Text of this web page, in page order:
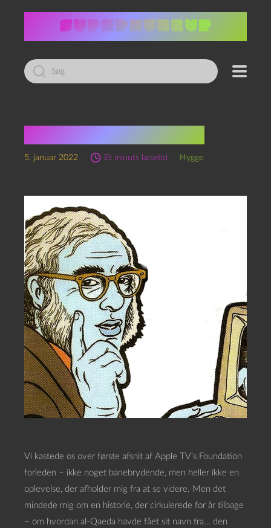
Led
efter:
5. januar 2022 Et minuts læsetid Hygge
Vi kastede os over første afsnit af Apple TV’s Foundation
forleden – ikke noget banebrydende, men heller ikke en
oplevelse, der afholder mig fra at se videre. Men det
mindede mig om en historie, der cirkulerede for år tilbage
– om hvordan al-Qaeda havde fået sit navn fra… den